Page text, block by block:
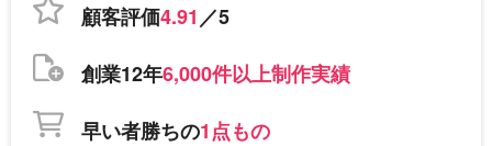
顧客評価4.91／5
創業12年6,000件以上制作実績
早い者勝ちの1点もの